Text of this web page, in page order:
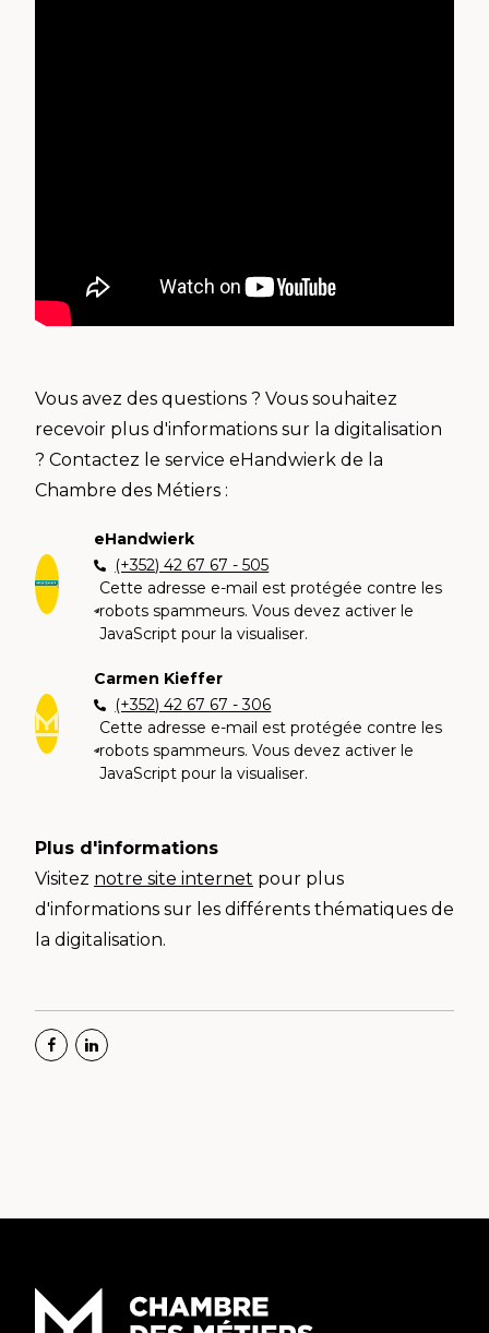
Vous avez des questions ? Vous souhaitez
recevoir plus d'informations sur la digitalisation
? Contactez le service eHandwierk de la
Chambre des Métiers :
eHandwierk
(+352) 42 67 67 - 505
Cette adresse e-mail est protégée contre les
robots spammeurs. Vous devez activer le
JavaScript pour la visualiser.
Carmen Kieffer
(+352) 42 67 67 - 306
Cette adresse e-mail est protégée contre les
robots spammeurs. Vous devez activer le
JavaScript pour la visualiser.
Plus d'informations
Visitez notre site internet pour plus
d'informations sur les différents thématiques de
la digitalisation.